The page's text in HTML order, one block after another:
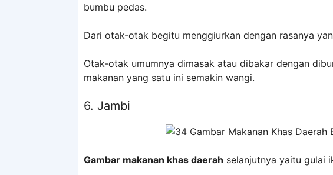
bumbu pedas.
Dari otak-otak begitu menggiurkan dengan rasanya
Otak-otak umumnya dimasak atau dibakar dengan
makanan yang satu ini semakin wangi.
6. Jambi
Gambar makanan khas daerah selanjutnya yaitu gulai